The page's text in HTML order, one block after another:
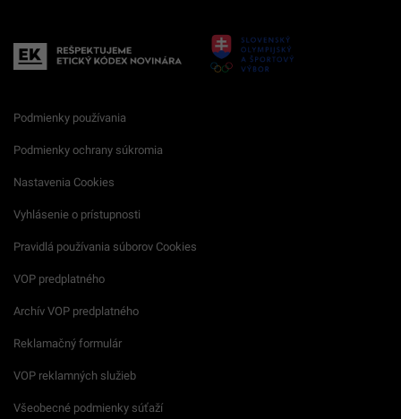
Podmienky používania
Podmienky ochrany súkromia
Nastavenia Cookies
Vyhlásenie o prístupnosti
Pravidlá používania súborov Cookies
VOP predplatného
Archív VOP predplatného
Reklamačný formulár
VOP reklamných služieb
Všeobecné podmienky súťaží